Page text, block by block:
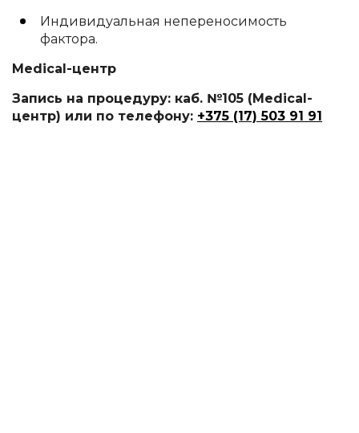
Индивидуальная непереносимость
фактора.
Medical-центр
Запись на процедуру: каб. №105 (Medical-
центр) или по телефону: +375 (17) 503 91 91